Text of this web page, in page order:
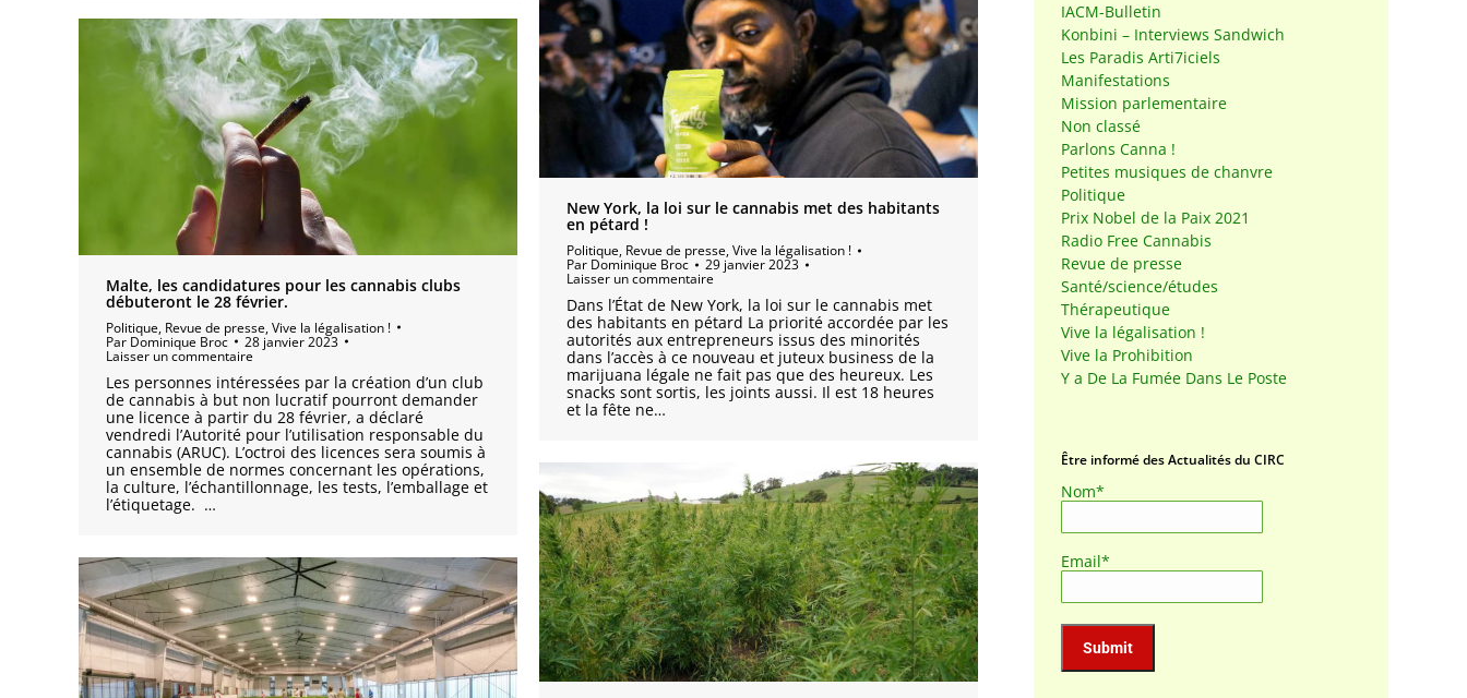
New York, la loi sur le cannabis met des habitants
en pétard !
Politique, Revue de presse,Vive la légalisation !
Par Dominique Broc 29 janvier 2023
Laisser un commentaire
Dans l’État de New York, la loi sur le cannabis met
des habitants en pétard La priorité accordée par les
autorités aux entrepreneurs issus des minorités
dans l’accès à ce nouveau et juteux business de la
marijuana légale ne fait pas que des heureux. Les
snacks sont sortis, les joints aussi. Il est 18 heures
et la fête ne…
Malte, les candidatures pour les cannabis clubs
débuteront le 28 février.
Politique, Revue de presse,Vive la légalisation !
Par Dominique Broc 28 janvier 2023
Laisser un commentaire
Les personnes intéressées par la création d’un club
de cannabis à but non lucratif pourront demander
une licence à partir du 28 février, a déclaré
vendredi l’Autorité pour l’utilisation responsable du
cannabis (ARUC). L’octroi des licences sera soumis à
un ensemble de normes concernant les opérations,
la culture, l’échantillonnage, les tests, l’emballage et
l’étiquetage. …
IACM-Bulletin
Konbini – Interviews Sandwich
Les Paradis Arti7iciels
Manifestations
Mission parlementaire
Non classé
Parlons Canna !
Petites musiques de chanvre
Politique
Prix Nobel de la Paix 2021
Radio Free Cannabis
Revue de presse
Santé/science/études
Thérapeutique
Vive la légalisation !
Vive la Prohibition
Y a De La Fumée Dans Le Poste
Être informé des Actualités du CIRC
Nom*
Email*